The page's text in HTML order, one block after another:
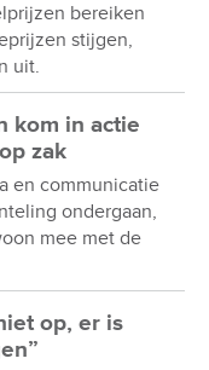
bereiken
stijgen,
uit.
kom in actie
zak
en communicatie
ondergaan,
mee met de
op, er is